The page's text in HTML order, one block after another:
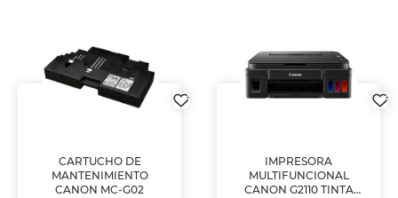
CARTUCHO DE
MANTENIMIENTO
CANON MC-G02
IMPRESORA
MULTIFUNCIONAL
CANON G2110 TINTA